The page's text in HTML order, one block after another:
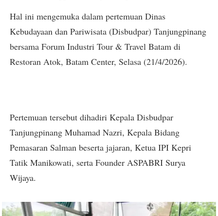
Hal ini mengemuka dalam pertemuan Dinas
Kebudayaan dan Pariwisata (Disbudpar) Tanjungpinang
bersama Forum Industri Tour & Travel Batam di
Restoran Atok, Batam Center, Selasa (21/4/2026).
Pertemuan tersebut dihadiri Kepala Disbudpar
Tanjungpinang Muhamad Nazri, Kepala Bidang
Pemasaran Salman beserta jajaran, Ketua IPI Kepri
Tatik Manikowati, serta Founder ASPABRI Surya
Wijaya.